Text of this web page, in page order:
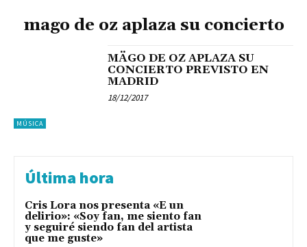
mago de oz aplaza su concierto
MÚSICA
MÄGO DE OZ APLAZA SU
CONCIERTO PREVISTO EN
MADRID
18/12/2017
Última hora
Cris Lora nos presenta «E un
delirio»: «Soy fan, me siento fan
y seguiré siendo fan del artista
que me guste»